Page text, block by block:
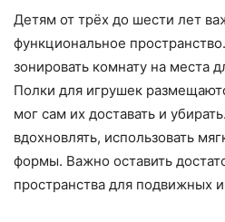
Детям от трёх до шести лет
функциональное
зонировать комнату на места
Полки для игрушек
мог сам их доставать и убирать.
вдохновлять, использовать
формы. Важно оставить
пространства для подвижных